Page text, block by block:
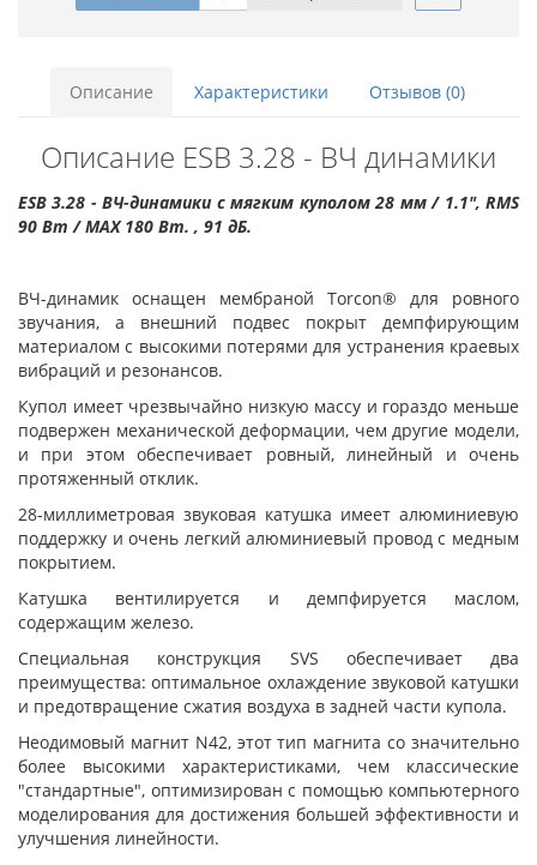
Описание Характеристики Отзывов (0)
Описание ESB 3.28 - ВЧ динамики
ESB 3.28 - ВЧ-динамики с мягким куполом 28 мм / 1.1", RMS
90 Вт / MAX 180 Вт. , 91 дБ.
ВЧ-динамик оснащен мембраной Torcon® для ровного
звучания, а внешний подвес покрыт демпфирующим
материалом с высокими потерями для устранения краевых
вибраций и резонансов.
Купол имеет чрезвычайно низкую массу и гораздо меньше
подвержен механической деформации, чем другие модели,
и при этом обеспечивает ровный, линейный и очень
протяженный отклик.
28-миллиметровая звуковая катушка имеет алюминиевую
поддержку и очень легкий алюминиевый провод с медным
покрытием.
Катушка вентилируется и демпфируется маслом,
содержащим железо.
Специальная конструкция SVS обеспечивает два
преимущества: оптимальное охлаждение звуковой катушки
и предотвращение сжатия воздуха в задней части купола.
Неодимовый магнит N42, этот тип магнита со значительно
более высокими характеристиками, чем классические
"стандартные", оптимизирован с помощью компьютерного
моделирования для достижения большей эффективности и
улучшения линейности.